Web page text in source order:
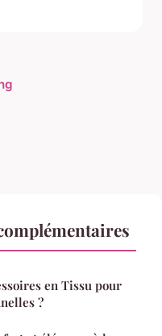
en Tissu pour
?